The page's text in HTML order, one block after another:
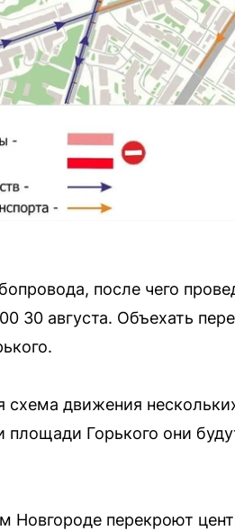
после чего
30 августа. Объехать
схема движения
площади Горького они
Новгороде перекроют